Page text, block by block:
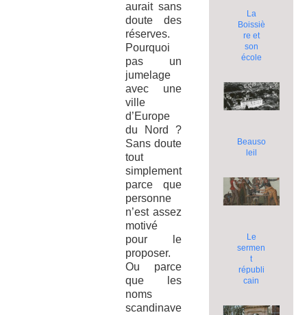
aurait sans
doute des
réserves.
Pourquoi
pas un
jumelage
avec une
ville
d’Europe
du Nord ?
Sans doute
tout
simplement
parce que
personne
n’est assez
motivé
pour le
proposer.
Ou parce
que les
noms
scandinave
La
Boissiè
re et
son
école
Beauso
leil
Le
sermen
t
républi
cain